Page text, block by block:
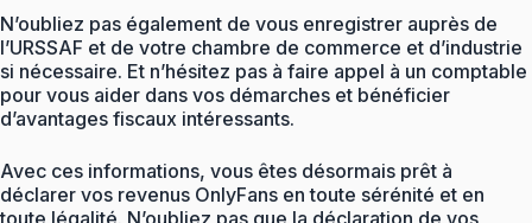
N’oubliez pas également de vous enregistrer auprès de
l’URSSAF et de votre chambre de commerce et d’industrie
si nécessaire. Et n’hésitez pas à faire appel à un comptable
pour vous aider dans vos démarches et bénéficier
d’avantages fiscaux intéressants.
Avec ces informations, vous êtes désormais prêt à
déclarer vos revenus OnlyFans en toute sérénité et en
toute légalité. N’oubliez pas que la déclaration de vos